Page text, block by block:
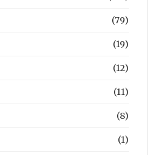
(79)
(19)
(12)
(11)
(8)
(1)